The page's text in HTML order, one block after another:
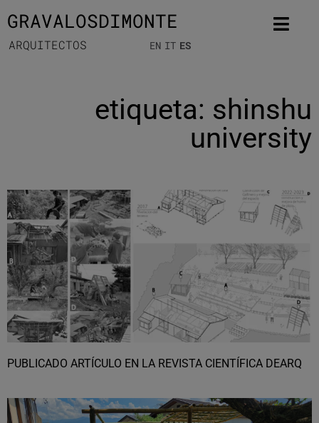
GRAVALOSDIMONTE
ARQUITECTOS EN IT ES
etiqueta: shinshu
university
PUBLICADO ARTÍCULO EN LA REVISTA CIENTÍFICA DEARQ